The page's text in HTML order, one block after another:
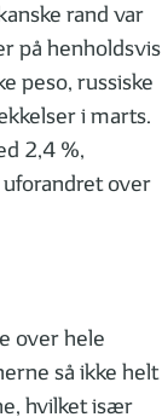
rand var
på henholdsvis
peso, russiske
i marts.
2,4 %,
over
over hele
så ikke helt
hvilket især